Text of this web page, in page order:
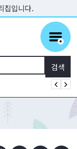
집입니다.